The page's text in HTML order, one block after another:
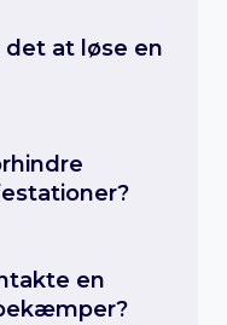
at løse en
en